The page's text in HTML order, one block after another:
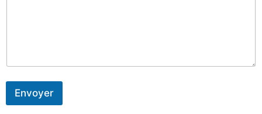
Envoyer